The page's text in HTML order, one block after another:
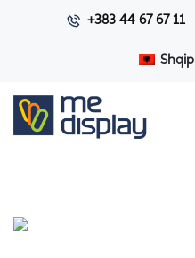
+383 44 67 67 11
Shqip